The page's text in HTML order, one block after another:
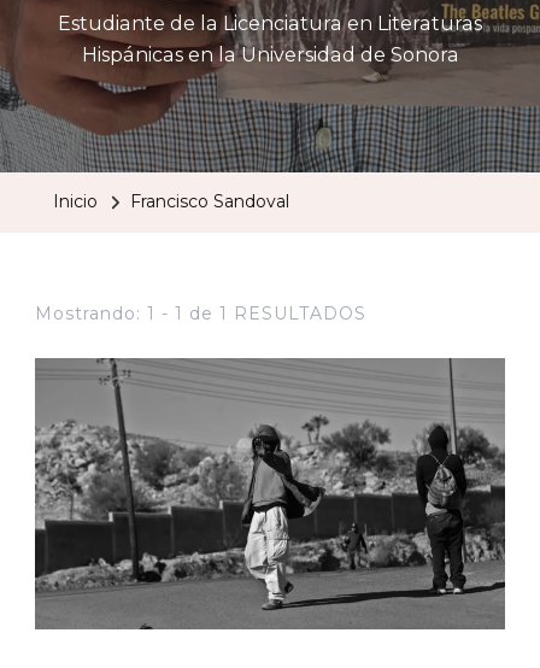
Estudiante de la Licenciatura en Literaturas
Hispánicas en la Universidad de Sonora
Inicio Francisco Sandoval
Mostrando: 1 - 1 de 1 RESULTADOS